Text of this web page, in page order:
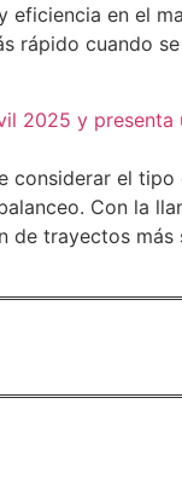
eficiencia en el
rápido cuando
2025 y presenta
considerar el
Con la
de trayectos más